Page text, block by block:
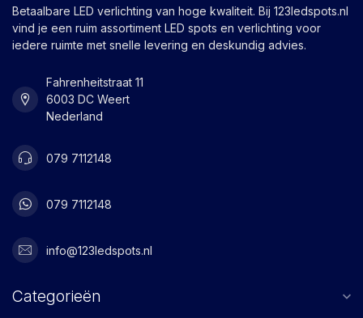
Betaalbare LED verlichting van hoge kwaliteit. Bij 123ledspots.nl
vind je een ruim assortiment LED spots en verlichting voor
iedere ruimte met snelle levering en deskundig advies.
Fahrenheitstraat 11
6003 DC Weert
Nederland
079 7112148
079 7112148
info@123ledspots.nl
Categorieën